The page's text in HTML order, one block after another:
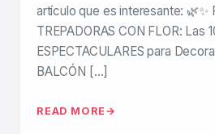
artículo que es interesante: 🌿✨
TREPADORAS CON FLOR: Las
ESPECTACULARES para
BALCÓN […]
READ MORE